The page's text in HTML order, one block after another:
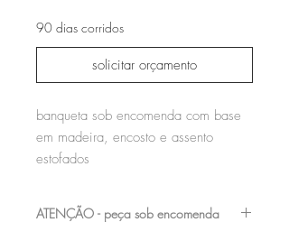
90 dias corridos
solicitar orçamento
banqueta sob encomenda com base
em madeira, encosto e assento
estofados
ATENÇÃO - peça sob encomenda